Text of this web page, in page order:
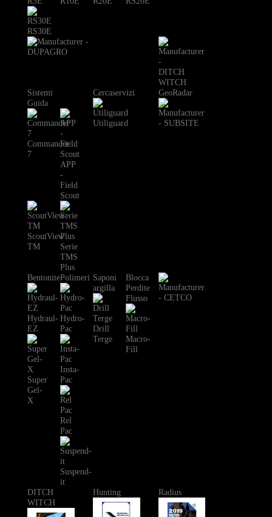
RS30E
Sistemi
Guida
Commander
7
APP
-
Field
Scout
ScoutView
TM
Serie
TMS
Plus
Cercaservizi
Utiliguard
GeoRadar
Bentonite
Hydraul-
EZ
Super
Gel-
X
Polimeri
Hydro-
Pac
Insta-
Pac
Rel
Pac
Suspend-
it
Saponi
argilla
Drill
Terge
Blocca
Perdite
Flusso
Macro-
Fill
DITCH
WITCH
Hunting Radius